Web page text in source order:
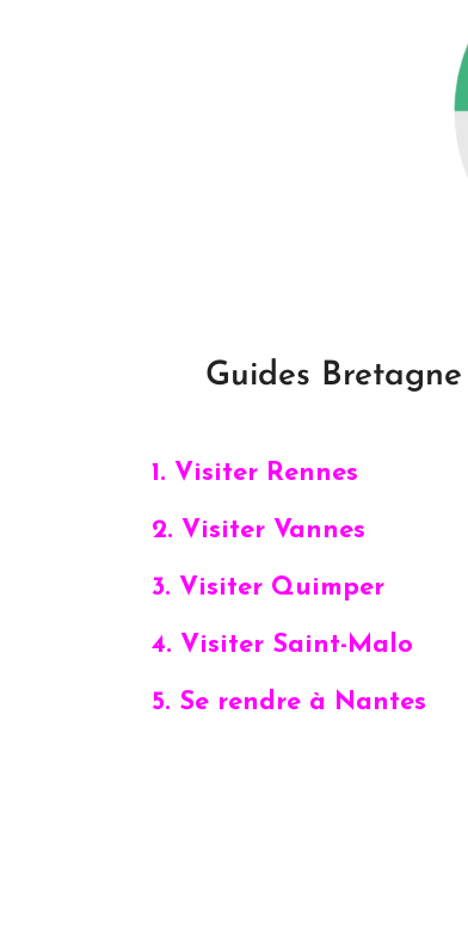
Guides
1. Visiter Rennes
2. Visiter Vannes
3. Visiter Quimper
4. Visiter Saint-Malo
5. Se rendre à Nantes